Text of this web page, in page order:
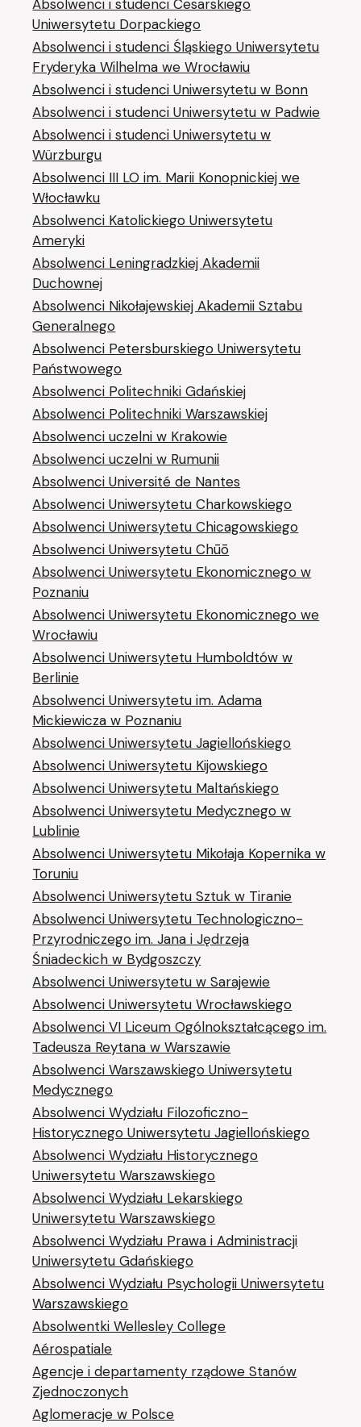
Absolwenci i studenci Cesarskiego
Uniwersytetu Dorpackiego
Absolwenci i studenci Śląskiego Uniwersytetu
Fryderyka Wilhelma we Wrocławiu
Absolwenci i studenci Uniwersytetu w Bonn
Absolwenci i studenci Uniwersytetu w Padwie
Absolwenci i studenci Uniwersytetu w
Würzburgu
Absolwenci III LO im. Marii Konopnickiej we
Włocławku
Absolwenci Katolickiego Uniwersytetu
Ameryki
Absolwenci Leningradzkiej Akademii
Duchownej
Absolwenci Nikołajewskiej Akademii Sztabu
Generalnego
Absolwenci Petersburskiego Uniwersytetu
Państwowego
Absolwenci Politechniki Gdańskiej
Absolwenci Politechniki Warszawskiej
Absolwenci uczelni w Krakowie
Absolwenci uczelni w Rumunii
Absolwenci Université de Nantes
Absolwenci Uniwersytetu Charkowskiego
Absolwenci Uniwersytetu Chicagowskiego
Absolwenci Uniwersytetu Chūō
Absolwenci Uniwersytetu Ekonomicznego w
Poznaniu
Absolwenci Uniwersytetu Ekonomicznego we
Wrocławiu
Absolwenci Uniwersytetu Humboldtów w
Berlinie
Absolwenci Uniwersytetu im. Adama
Mickiewicza w Poznaniu
Absolwenci Uniwersytetu Jagiellońskiego
Absolwenci Uniwersytetu Kijowskiego
Absolwenci Uniwersytetu Maltańskiego
Absolwenci Uniwersytetu Medycznego w
Lublinie
Absolwenci Uniwersytetu Mikołaja Kopernika w
Toruniu
Absolwenci Uniwersytetu Sztuk w Tiranie
Absolwenci Uniwersytetu Technologiczno-
Przyrodniczego im. Jana i Jędrzeja
Śniadeckich w Bydgoszczy
Absolwenci Uniwersytetu w Sarajewie
Absolwenci Uniwersytetu Wrocławskiego
Absolwenci VI Liceum Ogólnokształcącego im.
Tadeusza Reytana w Warszawie
Absolwenci Warszawskiego Uniwersytetu
Medycznego
Absolwenci Wydziału Filozoficzno-
Historycznego Uniwersytetu Jagiellońskiego
Absolwenci Wydziału Historycznego
Uniwersytetu Warszawskiego
Absolwenci Wydziału Lekarskiego
Uniwersytetu Warszawskiego
Absolwenci Wydziału Prawa i Administracji
Uniwersytetu Gdańskiego
Absolwenci Wydziału Psychologii Uniwersytetu
Warszawskiego
Absolwentki Wellesley College
Aérospatiale
Agencje i departamenty rządowe Stanów
Zjednoczonych
Aglomeracje w Polsce